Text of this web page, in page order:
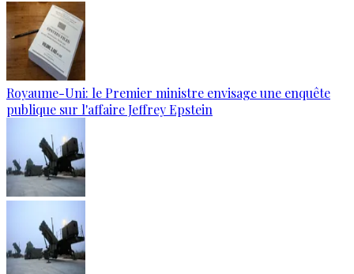
Royaume-Uni: le Premier ministre envisage une enquête
publique sur l'affaire Jeffrey Epstein